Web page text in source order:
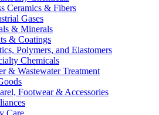
Ceramics & Fibers
Gases
& Minerals
& Coatings
Polymers, and Elastomers
Chemicals
& Wastewater Treatment
Footwear & Accessories
Care